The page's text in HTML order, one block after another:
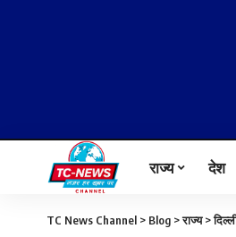
राज्य देश
TC News Channel > Blog >राज्य>